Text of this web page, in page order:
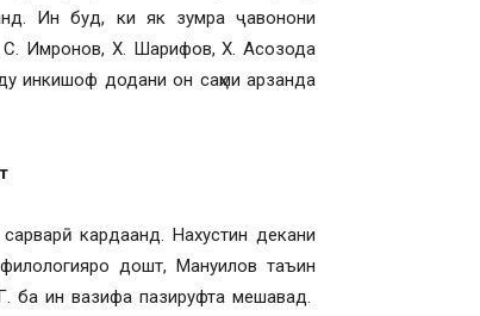
Ин буд, ки як зумра ҷавонони
С. Имронов, Х. Шарифов, Х. Асозода
инкишоф додани он саҳми арзанда
кардаанд. Нахустин декани
дошт, Мануилов таъин
ба ин вазифа пазируфта мешавад.